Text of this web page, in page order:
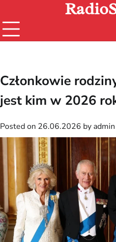
content
Członkowie
jest kim w 2026
Posted on 26.06.2026 by admin